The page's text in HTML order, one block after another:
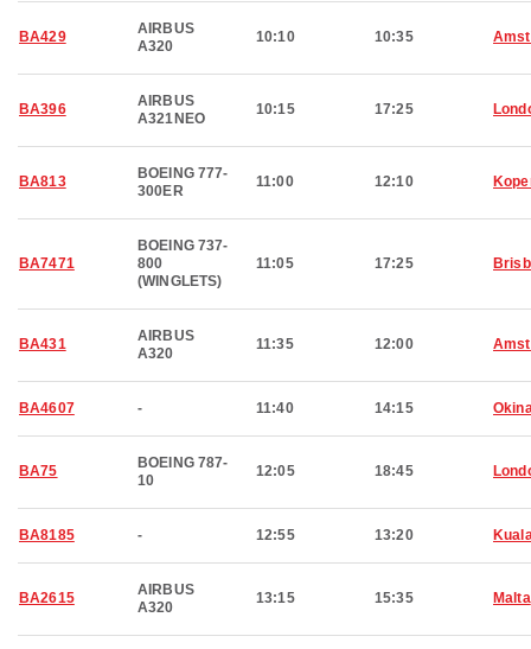
BA429
AIRBUS
A320
10:10 10:35
BA396
AIRBUS
A321NEO
10:15 17:25
BA813
BOEING 777-
300ER
11:00 12:10
BA7471
BOEING 737-
800
(WINGLETS)
11:05 17:25
BA431
AIRBUS
A320
11:35 12:00
BA4607 - 11:40 14:15
BA75
BOEING 787-
10
12:05 18:45
BA8185 - 12:55 13:20
BA2615
AIRBUS
A320
13:15 15:35 Malta